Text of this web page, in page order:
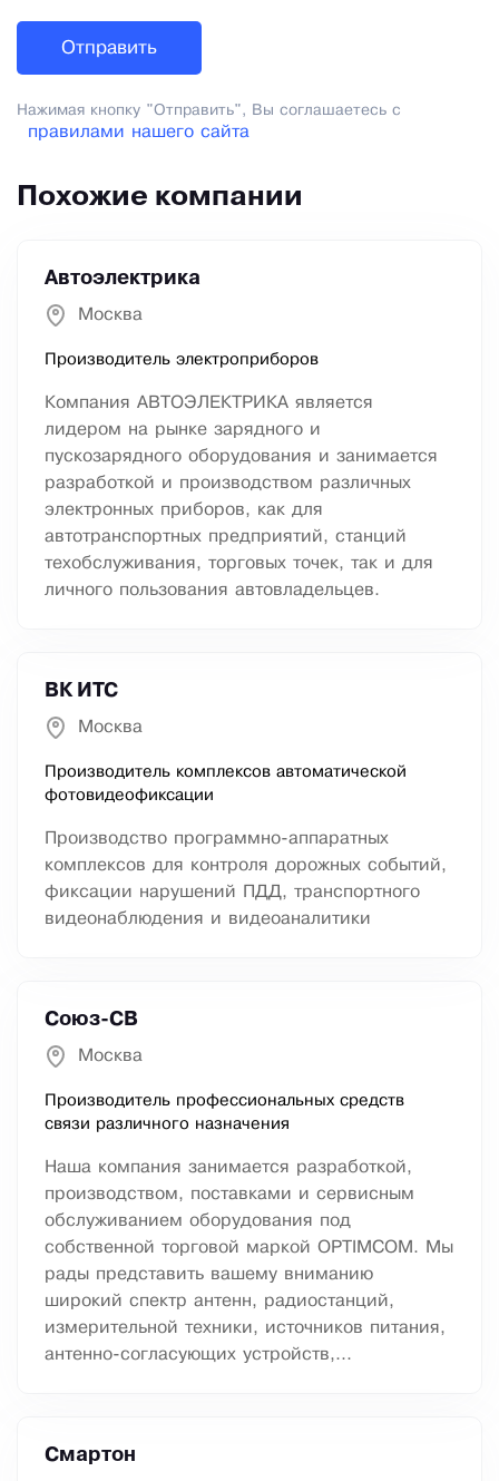
Нажимая кнопку "Отправить", Вы соглашаетесь с
правилами нашего сайта
Похожие компании
Автоэлектрика
Москва
Производитель электроприборов
Компания АВТОЭЛЕКТРИКА является
лидером на рынке зарядного и
пускозарядного оборудования и занимается
разработкой и производством различных
электронных приборов, как для
автотранспортных предприятий, станций
техобслуживания, торговых точек, так и для
личного пользования автовладельцев.
ВК ИТС
Москва
Производитель комплексов автоматической
фотовидеофиксации
Производство программно-аппаратных
комплексов для контроля дорожных событий,
фиксации нарушений ПДД, транспортного
видеонаблюдения и видеоаналитики
Союз-СВ
Москва
Производитель профессиональных средств
связи различного назначения
Наша компания занимается разработкой,
производством, поставками и сервисным
обслуживанием оборудования под
собственной торговой маркой OPTIMCOM. Мы
рады представить вашему вниманию
широкий спектр антенн, радиостанций,
измерительной техники, источников питания,
антенно-согласующих устройств,...
Смартон